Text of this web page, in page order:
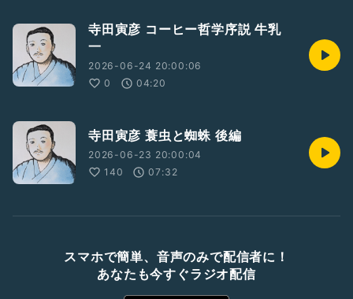
寺田寅彦 コーヒー哲学序説 牛乳
一
2026-06-24 20:00:06
0
04:20
寺田寅彦 蓑虫と蜘蛛 後編
2026-06-23 20:00:04
140
07:32
スマホで簡単、音声のみで配信者に！
あなたも今すぐラジオ配信